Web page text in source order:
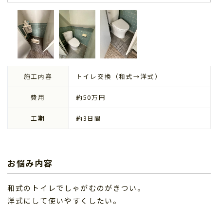
施工内容 トイレ交換（和式→洋式）
費用 約50万円
工期 約3日間
お悩み内容
和式のトイレでしゃがむのがきつい。
洋式にして使いやすくしたい。